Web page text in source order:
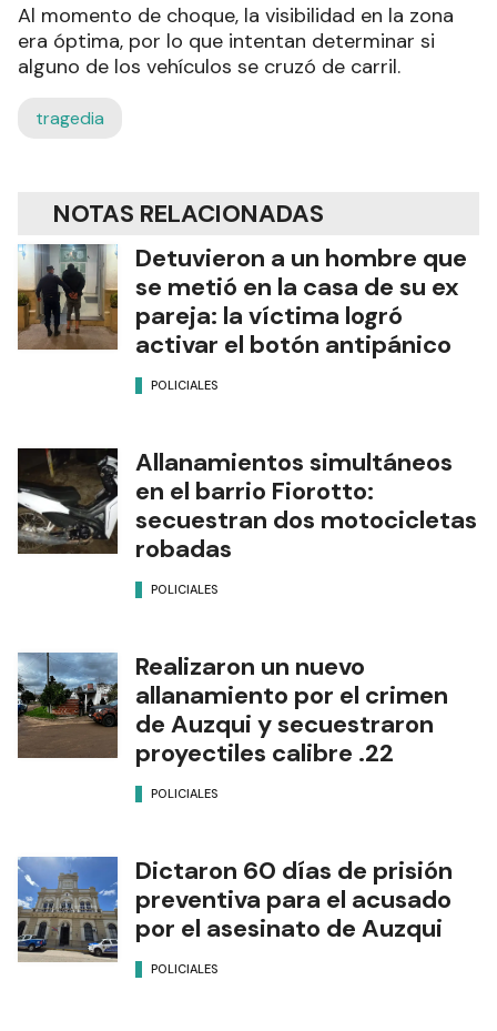
Al momento de choque, la visibilidad en la zona
era óptima, por lo que intentan determinar si
alguno de los vehículos se cruzó de carril.
tragedia
NOTAS RELACIONADAS
Detuvieron a un hombre que
se metió en la casa de su ex
pareja: la víctima logró
activar el botón antipánico
POLICIALES
Allanamientos simultáneos
en el barrio Fiorotto:
secuestran dos motocicletas
robadas
POLICIALES
Realizaron un nuevo
allanamiento por el crimen
de Auzqui y secuestraron
proyectiles calibre .22
POLICIALES
Dictaron 60 días de prisión
preventiva para el acusado
por el asesinato de Auzqui
POLICIALES